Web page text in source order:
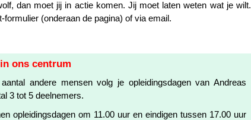
dan moet jij in actie komen. Jij moet laten weten wat je wilt.
formulier (onderaan de pagina) of via email.
ons centrum
andere mensen volg je opleidingsdagen van Andreas
3 tot 5 deelnemers.
opleidingsdagen om 11.00 uur en eindigen tussen 17.00 uur